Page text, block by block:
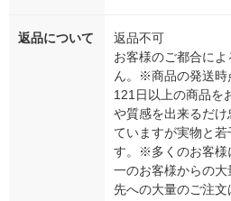
返品について
返品不可
お客様のご都合に
ん。※商品の発送時
121日以上の商品
や質感を出来るだ
ていますが実物と
す。※多くのお客様
一のお客様からの
先への大量のご注